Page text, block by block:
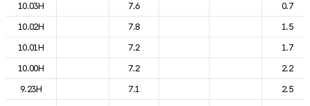
10.03H
7.6
0.7
10.02H
7.8
1.5
10.01H
7.2
1.7
10.00H
7.2
2.2
9.23H
7.1
2.5